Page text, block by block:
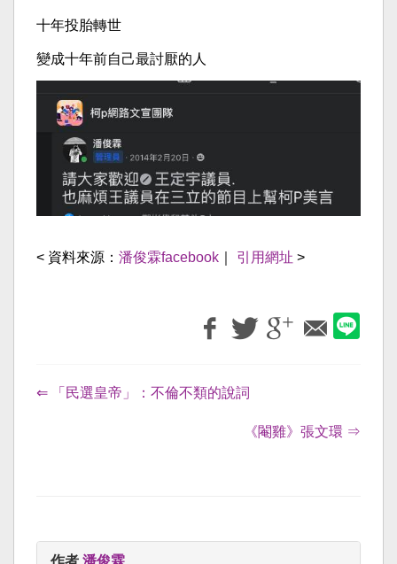
十年投胎轉世
變成十年前自己最討厭的人
< 資料來源： 潘俊霖facebook 引用網址 >
⇐ 「民選皇帝」：不倫不類的說詞
《閹雞》張文環 ⇒
作者 潘俊霖